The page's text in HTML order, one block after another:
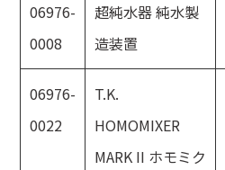
06976-
0008
超純水器 純水製
造装置
06976-
0022
T.K.
HOMOMIXER
MARK II ホモミク